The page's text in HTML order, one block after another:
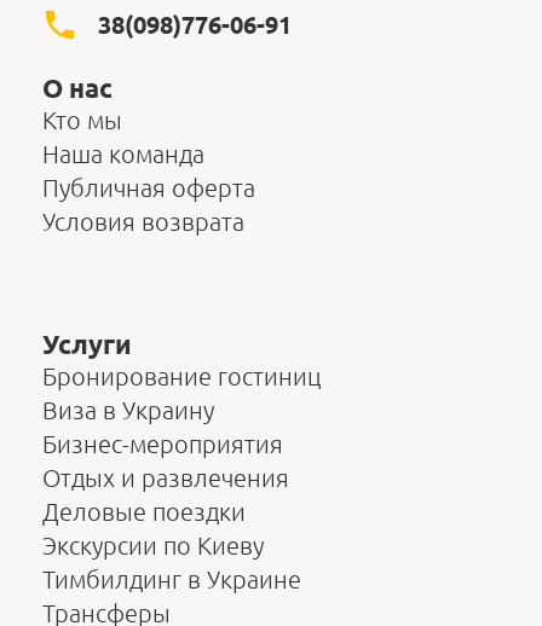
38(098)776-06-91
О нас
Кто мы
Наша команда
Публичная оферта
Условия возврата
Услуги
Бронирование гостиниц
Виза в Украину
Бизнес-мероприятия
Отдых и развлечения
Деловые поездки
Экскурсии по Киеву
Тимбилдинг в Украине
Трансферы